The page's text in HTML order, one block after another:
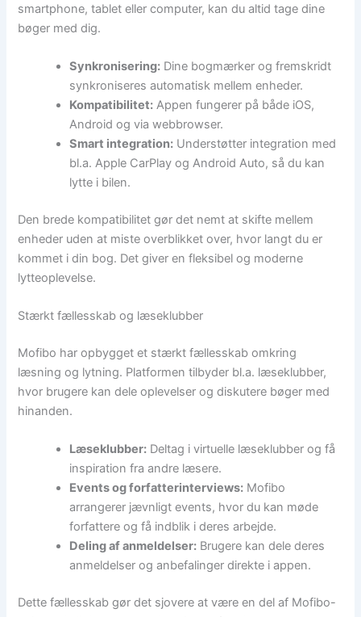
smartphone, tablet eller computer, kan du altid tage dine
bøger med dig.
Synkronisering: Dine bogmærker og fremskridt
synkroniseres automatisk mellem enheder.
Kompatibilitet: Appen fungerer på både iOS,
Android og via webbrowser.
Smart integration: Understøtter integration med
bl.a. Apple CarPlay og Android Auto, så du kan
lytte i bilen.
Den brede kompatibilitet gør det nemt at skifte mellem
enheder uden at miste overblikket over, hvor langt du er
kommet i din bog. Det giver en fleksibel og moderne
lytteoplevelse.
Stærkt fællesskab og læseklubber
Mofibo har opbygget et stærkt fællesskab omkring
læsning og lytning. Platformen tilbyder bl.a. læseklubber,
hvor brugere kan dele oplevelser og diskutere bøger med
hinanden.
Læseklubber: Deltag i virtuelle læseklubber og få
inspiration fra andre læsere.
Events og forfatterinterviews: Mofibo
arrangerer jævnligt events, hvor du kan møde
forfattere og få indblik i deres arbejde.
Deling af anmeldelser: Brugere kan dele deres
anmeldelser og anbefalinger direkte i appen.
Dette fællesskab gør det sjovere at være en del af Mofibo-